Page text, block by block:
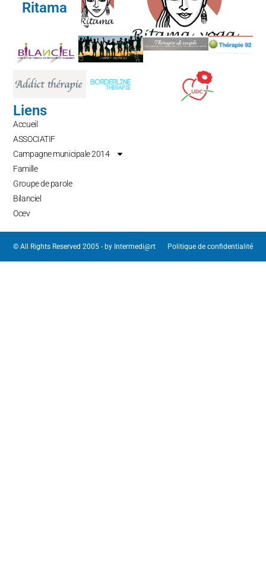
Ritama
Liens
Accueil
ASSOCIATIF
Campagne municipale 2014
Famille
Groupe de parole
Bilanciel
Ocev
© All Rights Reserved 2005 - by Intermedi@rt Politique de confidentialité